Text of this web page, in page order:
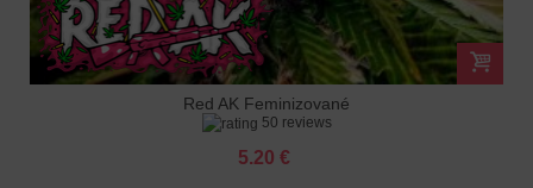
Red AK Feminizované
50 reviews
5.20 €